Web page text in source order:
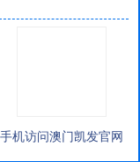
明
手机访问澳门凯发官网